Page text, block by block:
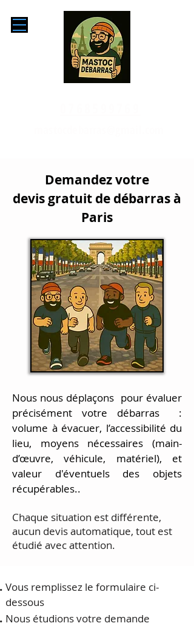
Demandez votre
devisgratuit de débarras à
Paris
Nous nous déplaçons pour évaluer
précisément votre débarras :
volume à évacuer, l’accessibilité du
lieu, moyens nécessaires (main-
d’œuvre, véhicule, matériel), et
valeur d'éventuels des objets
récupérables..
Chaque situation est différente,
aucun devis automatique, tout est
étudié avec attention.
Vous remplissez le formulaire ci-
dessous
Nous étudions votre demande